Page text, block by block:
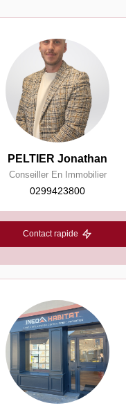
PELTIER Jonathan
Conseiller En Immobilier
0299423800
Contact rapide